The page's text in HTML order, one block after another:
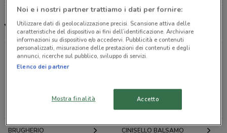
Ye's Food, offerte e ristoranti
BRUGHERIO CINISELLO BALSAMO
Noi e i nostri partner trattiamo i dati per fornire:
Utilizzare dati di geolocalizzazione precisi. Scansione attiva delle
caratteristiche del dispositivo ai fini dell’identificazione. Archiviare
informazioni su dispositivo e/o accedervi. Pubblicità e contenuti
personalizzati, misurazione delle prestazioni dei contenuti e degli
annunci, ricerche sul pubblico, sviluppo di servizi.
Elenco dei partner
Mostra finalità Accetto